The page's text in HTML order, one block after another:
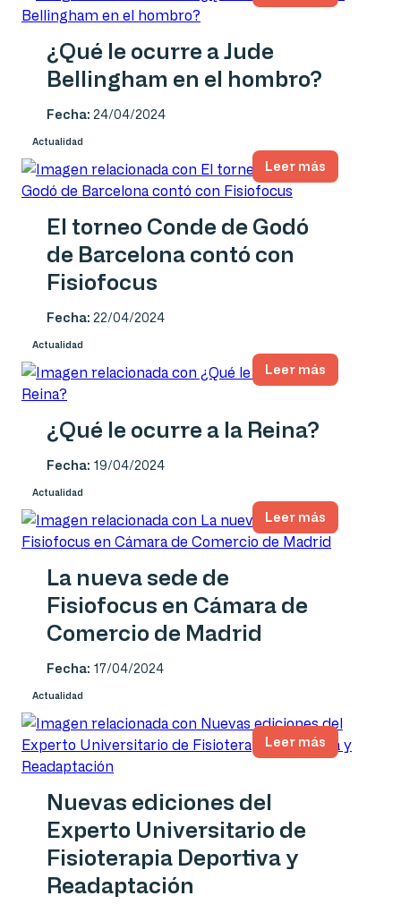
¿Qué le ocurre a Jude
Bellingham en el hombro?
Fecha: 24/04/2024
Actualidad
Leer más
El torneo Conde de Godó
de Barcelona contó con
Fisiofocus
Fecha: 22/04/2024
Actualidad
Leer más
¿Qué le ocurre a la Reina?
Fecha: 19/04/2024
Actualidad
Leer más
La nueva sede de
Fisiofocus en Cámara de
Comercio de Madrid
Fecha: 17/04/2024
Actualidad
Leer más
Nuevas ediciones del
Experto Universitario de
Fisioterapia Deportiva y
Readaptación